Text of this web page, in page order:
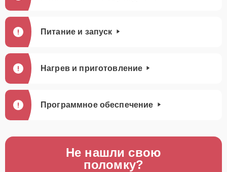
Питание и запуск
Нагрев и приготовление
Программное обеспечение
Не нашли свою
поломку?